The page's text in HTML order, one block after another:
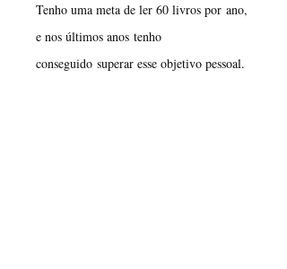
​Tenho uma meta de ler 60 livros por ano,
e nos últimos anos tenho
conseguido superar esse objetivo pessoal.